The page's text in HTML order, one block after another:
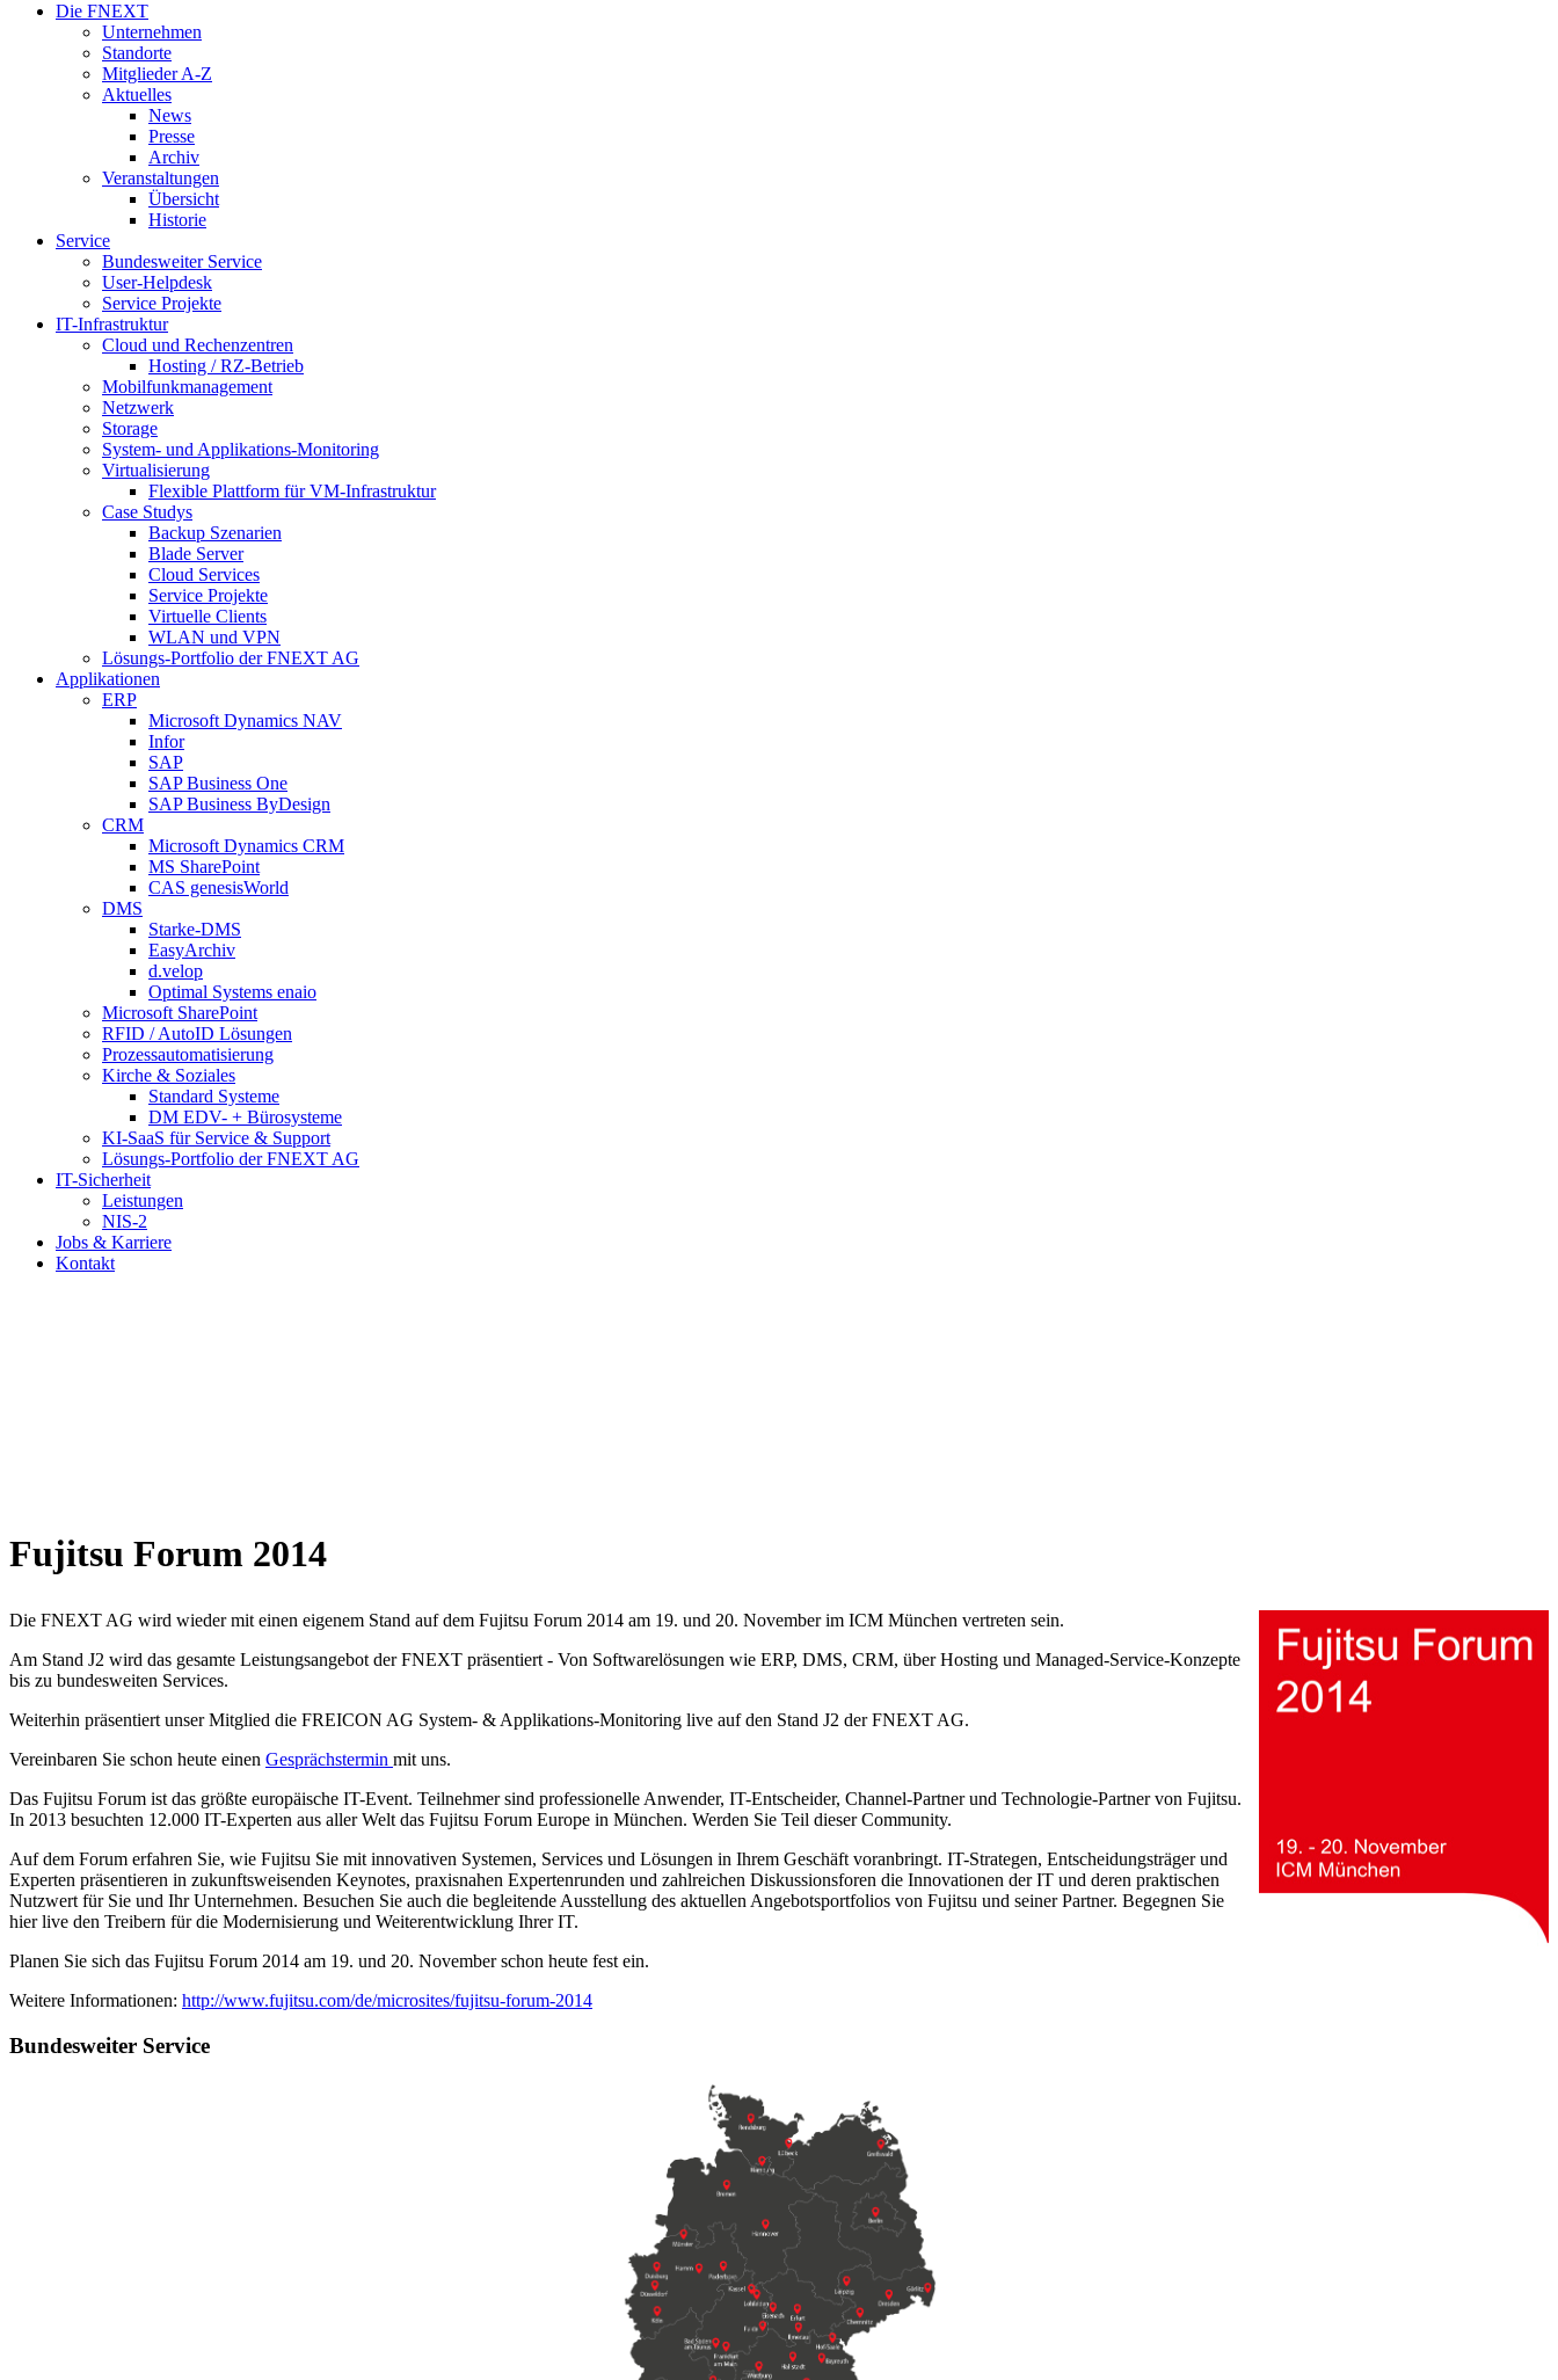
Die FNEXT
Unternehmen
Standorte
Mitglieder A-Z
Aktuelles
News
Presse
Archiv
Veranstaltungen
Übersicht
Historie
Service
Bundesweiter Service
User-Helpdesk
Service Projekte
IT-Infrastruktur
Cloud und Rechenzentren
Hosting / RZ-Betrieb
Mobilfunkmanagement
Netzwerk
Storage
System- und Applikations-Monitoring
Virtualisierung
Flexible Plattform für VM-Infrastruktur
Case Studys
Backup Szenarien
Blade Server
Cloud Services
Service Projekte
Virtuelle Clients
WLAN und VPN
Lösungs-Portfolio der FNEXT AG
Applikationen
ERP
Microsoft Dynamics NAV
Infor
SAP
SAP Business One
SAP Business ByDesign
CRM
Microsoft Dynamics CRM
MS SharePoint
CAS genesisWorld
DMS
Starke-DMS
EasyArchiv
d.velop
Optimal Systems enaio
Microsoft SharePoint
RFID / AutoID Lösungen
Prozessautomatisierung
Kirche & Soziales
Standard Systeme
DM EDV- + Bürosysteme
KI-SaaS für Service & Support
Lösungs-Portfolio der FNEXT AG
IT-Sicherheit
Leistungen
NIS-2
Jobs & Karriere
Kontakt
Fujitsu Forum 2014
Die FNEXT AG wird wieder mit einen eigenem Stand auf dem Fujitsu Forum 2014 am 19. und 20. November im ICM München vertreten sein.
Am Stand J2 wird das gesamte Leistungsangebot der FNEXT präsentiert - Von Softwarelösungen wie ERP, DMS, CRM, über Hosting und Managed-Service-Konzepte
bis zu bundesweiten Services.
Weiterhin präsentiert unser Mitglied die FREICON AG System- & Applikations-Monitoring live auf den Stand J2 der FNEXT AG.
Vereinbaren Sie schon heute einen Gesprächstermin mit uns.
Das Fujitsu Forum ist das größte europäische IT-Event. Teilnehmer sind professionelle Anwender, IT-Entscheider, Channel-Partner und Technologie-Partner von Fujitsu.
In 2013 besuchten 12.000 IT-Experten aus aller Welt das Fujitsu Forum Europe in München. Werden Sie Teil dieser Community.
Auf dem Forum erfahren Sie, wie Fujitsu Sie mit innovativen Systemen, Services und Lösungen in Ihrem Geschäft voranbringt. IT-Strategen, Entscheidungsträger und
Experten präsentieren in zukunftsweisenden Keynotes, praxisnahen Expertenrunden und zahlreichen Diskussionsforen die Innovationen der IT und deren praktischen
Nutzwert für Sie und Ihr Unternehmen. Besuchen Sie auch die begleitende Ausstellung des aktuellen Angebotsportfolios von Fujitsu und seiner Partner. Begegnen Sie
hier live den Treibern für die Modernisierung und Weiterentwicklung Ihrer IT.
Planen Sie sich das Fujitsu Forum 2014 am 19. und 20. November schon heute fest ein.
Weitere Informationen: http://www.fujitsu.com/de/microsites/fujitsu-forum-2014
Bundesweiter Service